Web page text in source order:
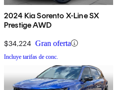
2024 Kia Sorento X-Line SX
Prestige AWD
$34,224 Gran oferta
Incluye tarifas de conc.